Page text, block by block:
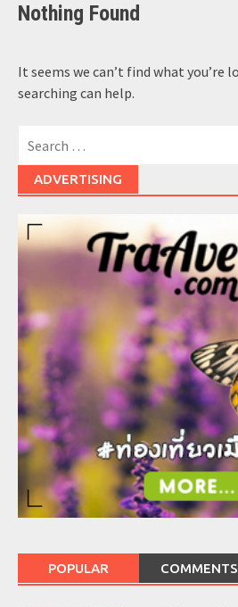
Nothing Found
It seems we can’t find what you’re
searching can help.
ADVERTISING
POPULAR COMMENTS